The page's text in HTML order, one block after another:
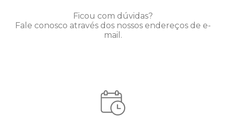
Ficou com dúvidas?
Fale conosco através dos nossos endereços de e-
mail.